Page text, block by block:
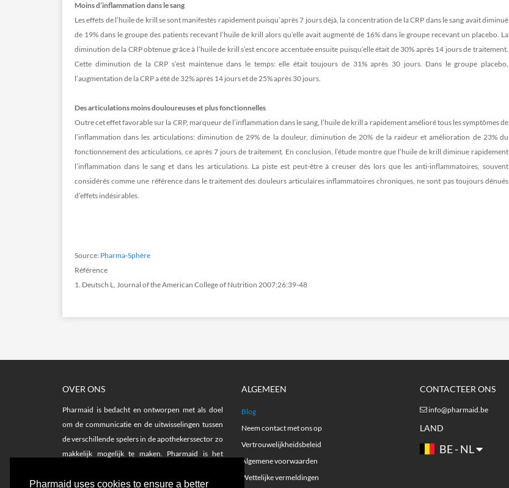
Pharmaid uses cookies to ensure a better
Moins d’inflammation dans le sang
Les effets de l’huile de krill se sont manifestés rapidement puisqu’après 7 jours déjà, la concentration de la CRP dans le sang avait diminué
de 19% dans le groupe des patients recevant l’huile de krill alors qu’elle avait augmenté de 16% dans le groupe recevant un placebo. La
diminution de la CRP obtenue grâce à l’huile de krill s’est encore accentuée ensuite puisqu’elle était de 30% après 14 jours de traitement.
Cette diminution de la CRP s’est maintenue dans le temps: elle était toujours de 31% après 30 jours. Dans le groupe placebo,
l’augmentation de la CRP a été de 32% après 14 jours et de 25% après 30 jours.
Des articulations moins douloureuses et plus fonctionnelles
Outre cet effet favorable sur la CRP, marqueur de l’inflammation dans le sang, l’huile de krill a rapidement amélioré tous les symptômes de
l’inflammation dans les articulations: diminution de 29% de la douleur, diminution de 20% de la raideur et amélioration de 23% du
fonctionnement des articulations, ce après 7 jours de traitement. En conclusion, l’étude montre que l’huile de krill diminue rapidement
l’inflammation dans le sang et dans les articulations. La piste est peut-être à creuser dès lors que les anti-inflammatoires, souvent
considérés comme une référence dans le traitement des douleurs articulaires inflammatoires chroniques, ne sont pas toujours dénués
d’effets indésirables.
Source: Pharma-Sphère
Référence
1. Deutsch L, Journal of the American College of Nutrition 2007;26:39-48
OVER ONS
Pharmaid is bedacht en ontworpen met als doel
om de communicatie en de uitwisselingen tussen
de verschillende spelers in de apothekerssector zo
makkelijk mogelijk te maken. Pharmaid is het
van opleidingen in de farmaceutische sector.
ALGEMEEN
Blog
Neem contact met ons op
Vertrouwelijkheidsbeleid
Algemene voorwaarden
Wettelijke vermeldingen
CONTACTEER ONS
info@pharmaid.be
LAND
BE - NL